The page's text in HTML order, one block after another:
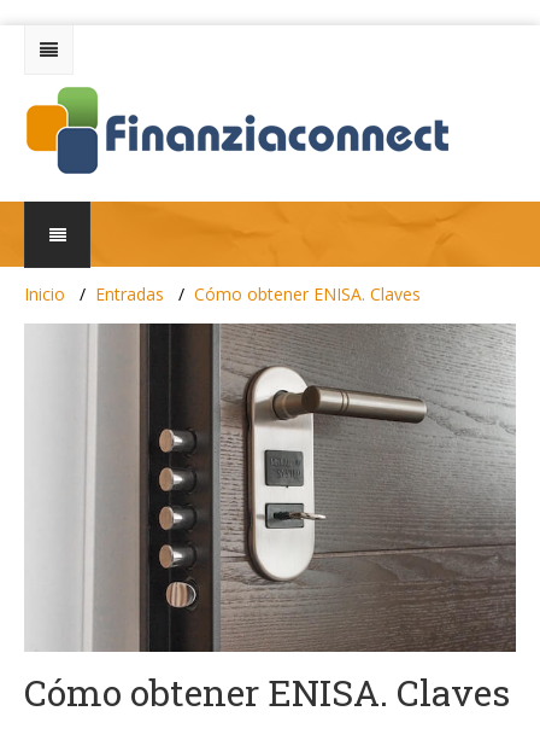
Inicio Entradas Cómo obtener ENISA. Claves
Cómo obtener ENISA. Claves